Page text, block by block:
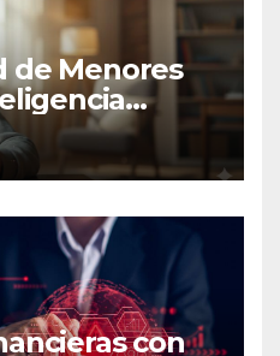
de Menores
Digitales,
Protección
con